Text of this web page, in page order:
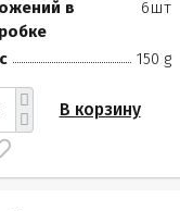
в
6шт
150 g
В корзину